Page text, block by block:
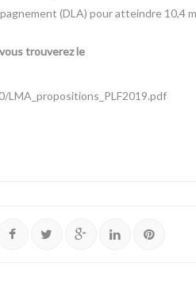
(DLA) pour atteindre 10,4
trouverez le